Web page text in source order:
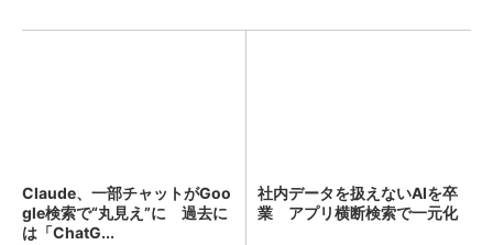
Claude、一部チャットがGoo
gle検索で“丸見え”に 過去に
は「ChatG...
社内データを扱えないAIを卒
業 アプリ横断検索で一元化